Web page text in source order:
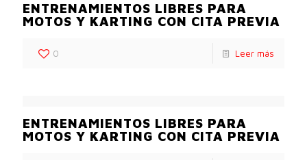
ENTRENAMIENTOS LIBRES PARA
MOTOS Y KARTING CON CITA PREVIA
0 Leer más
ENTRENAMIENTOS LIBRES PARA
MOTOS Y KARTING CON CITA PREVIA